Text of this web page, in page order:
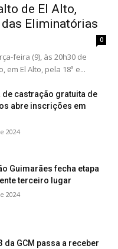
de El Alto,
Eliminatórias
0
feira (9), às 20h30 de
em El Alto, pela 18ª e...
de castração gratuita de
abre inscrições em
2024
Guimarães fecha etapa
terceiro lugar
2024
da GCM passa a receber